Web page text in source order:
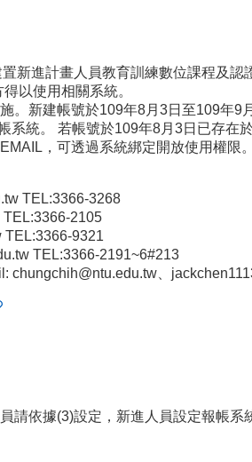
新進計畫人員教育訓練數位課程及
以使用相關系統。
。新建帳號於109年8月3日至109年
統。 若帳號於109年8月3日已存在
，可透過系統綁定開放使用權限。
TEL:3366-3268
TEL:3366-2105
TEL:3366-9321
TEL:3366-2191~6#213
chungchih@ntu.edu.tw、
請依據(3)設定，新進人員設定報帳